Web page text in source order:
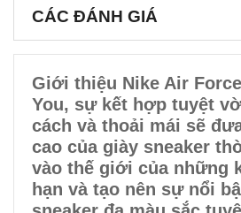
CÁC ĐÁNH GIÁ
Giới thiệu Nike Air
You, sự kết hợp tuyệt
cách và thoải mái sẽ
cao của giày sneaker
vào thế giới của những
hạn và tạo nên sự nổi